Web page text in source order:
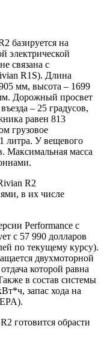
базируется на
электрической
связана с
R1S). Длина
мм, высота – 1699
Дорожный просвет
– 25 градусов,
равен 813
грузовое
литра. У вещевого
Максимальная масса
Performance с
с 57 990 долларов
по текущему курсу).
двухмоторной
которой равна
в состав системы
запас хода на